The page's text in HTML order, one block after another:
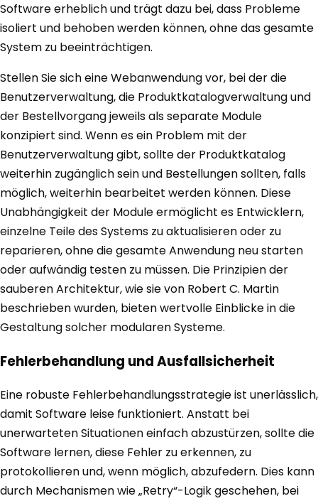
Software erheblich und trägt dazu bei, dass Probleme
isoliert und behoben werden können, ohne das gesamte
System zu beeinträchtigen.
Stellen Sie sich eine Webanwendung vor, bei der die
Benutzerverwaltung, die Produktkatalogverwaltung und
der Bestellvorgang jeweils als separate Module
konzipiert sind. Wenn es ein Problem mit der
Benutzerverwaltung gibt, sollte der Produktkatalog
weiterhin zugänglich sein und Bestellungen sollten, falls
möglich, weiterhin bearbeitet werden können. Diese
Unabhängigkeit der Module ermöglicht es Entwicklern,
einzelne Teile des Systems zu aktualisieren oder zu
reparieren, ohne die gesamte Anwendung neu starten
oder aufwändig testen zu müssen. Die Prinzipien der
sauberen Architektur, wie sie von Robert C. Martin
beschrieben wurden, bieten wertvolle Einblicke in die
Gestaltung solcher modularen Systeme.
Fehlerbehandlung und Ausfallsicherheit
Eine robuste Fehlerbehandlungsstrategie ist unerlässlich,
damit Software leise funktioniert. Anstatt bei
unerwarteten Situationen einfach abzustürzen, sollte die
Software lernen, diese Fehler zu erkennen, zu
protokollieren und, wenn möglich, abzufedern. Dies kann
durch Mechanismen wie „Retry“-Logik geschehen, bei